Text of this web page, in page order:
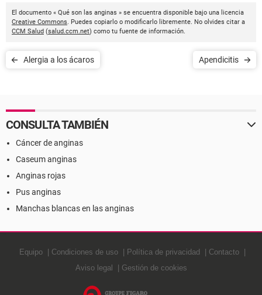
El documento « Qué son las anginas » se encuentra disponible bajo una licencia
Creative Commons. Puedes copiarlo o modificarlo libremente. No olvides citar a
CCM Salud (salud.ccm.net) como tu fuente de información.
Alergia a los ácaros Apendicitis
CONSULTA TAMBIÉN
Cáncer de anginas
Caseum anginas
Anginas rojas
Pus anginas
Manchas blancas en las anginas
Equipo Condiciones de uso Política de privacidad
Contacto
Aviso legal
Gestión de cookies